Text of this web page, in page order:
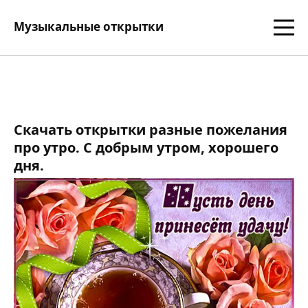
Музыкальные открытки
Скачать открытки разные пожелания
про утро. С добрым утром, хорошего
дня.